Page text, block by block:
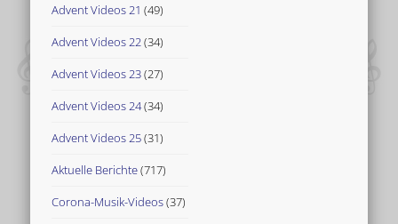
Advent Videos 21 (49)
Advent Videos 22(34)
Advent Videos 23(27)
Advent Videos 24(34)
Advent Videos 25(31)
Aktuelle Berichte(717)
Corona-Musik-Videos(37)